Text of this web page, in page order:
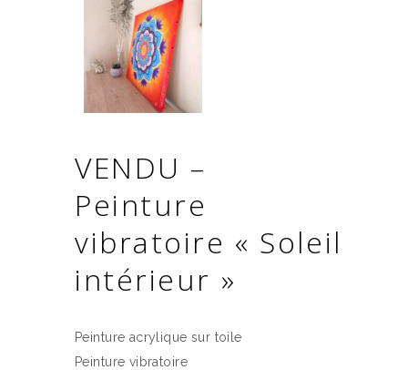
VENDU –
Peinture
vibratoire « Soleil
intérieur »
Peinture acrylique sur toile
Peinture vibratoire